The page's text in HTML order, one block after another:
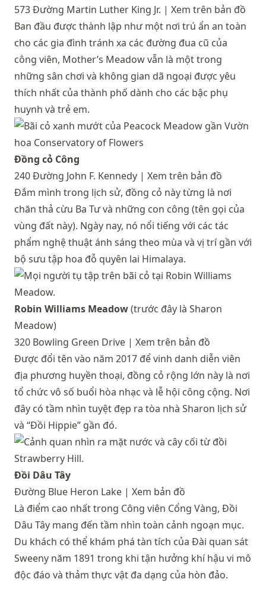
573 Đường Martin Luther King Jr. | Xem trên bản đồ
Ban đầu được thành lập như một nơi trú ẩn an toàn
cho các gia đình tránh xa các đường đua cũ của
công viên, Mother’s Meadow vẫn là một trong
những sân chơi và không gian dã ngoại được yêu
thích nhất của thành phố dành cho các bậc phụ
huynh và trẻ em.
Đồng cỏ Công
240 Đường John F. Kennedy | Xem trên bản đồ
Đắm mình trong lịch sử, đồng cỏ này từng là nơi
chăn thả cừu Ba Tư và những con công (tên gọi của
vùng đất này). Ngày nay, nó nổi tiếng với các tác
phẩm nghệ thuật ánh sáng theo mùa và vị trí gần với
bộ sưu tập hoa đỗ quyên lai Himalaya.
Robin Williams Meadow(trước đây là Sharon
Meadow)
320 Bowling Green Drive | Xem trên bản đồ
Được đổi tên vào năm 2017 để vinh danh diễn viên
địa phương huyền thoại, đồng cỏ rộng lớn này là nơi
tổ chức vô số buổi hòa nhạc và lễ hội công cộng. Nơi
đây có tầm nhìn tuyệt đẹp ra tòa nhà Sharon lịch sử
và “Đồi Hippie” gần đó.
Đồi Dâu Tây
Đường Blue Heron Lake | Xem bản đồ
Là điểm cao nhất trong Công viên Cổng Vàng, Đồi
Dâu Tây mang đến tầm nhìn toàn cảnh ngoạn mục.
Du khách có thể khám phá tàn tích của Đài quan sát
Sweeny năm 1891 trong khi tận hưởng khí hậu vi mô
độc đáo và thảm thực vật đa dạng của hòn đảo.